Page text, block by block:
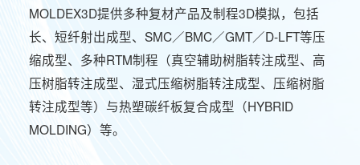
MOLDEX3D提供多种复材产品及制程3D模拟，包括
长、短纤射出成型、SMC／BMC／GMT／D-LFT等压
缩成型、多种RTM制程（真空辅助树脂转注成型、高
压树脂转注成型、湿式压缩树脂转注成型、压缩树脂
转注成型等）与热塑碳纤板复合成型（HYBRID
MOLDING）等。